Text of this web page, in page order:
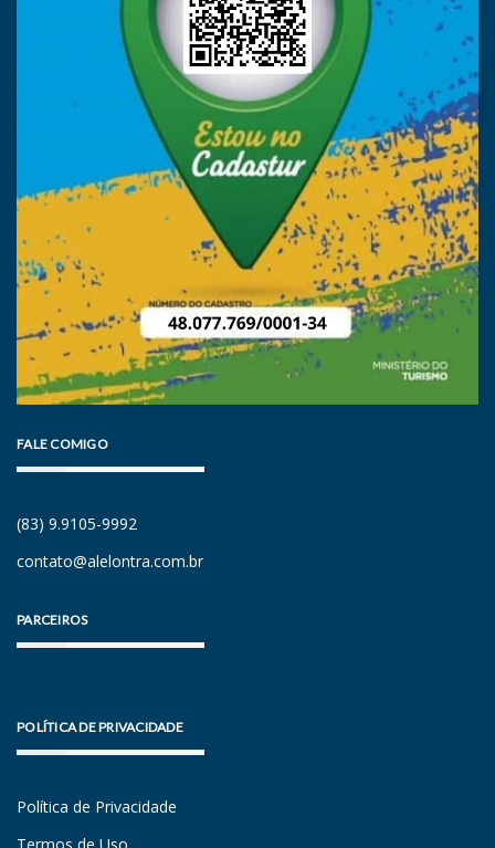
FALE COMIGO
(83) 9.9105-9992
contato@alelontra.com.br
PARCEIROS
POLÍTICA DE PRIVACIDADE
Política de Privacidade
Termos de Uso